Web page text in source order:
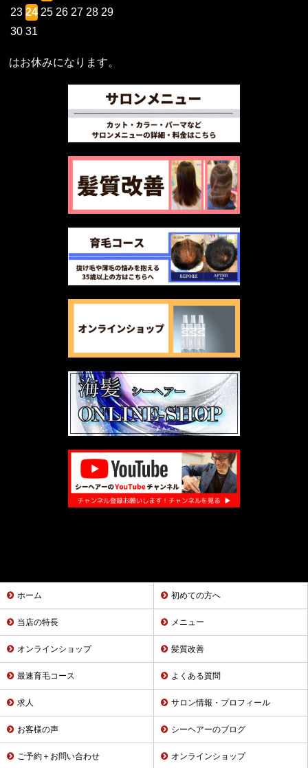
23 24 25 26 27 28 29
30 31
はお休みになります。
ホーム 初めての方へ
当店の特長 メニュー
オンラインショップ 髪質改善
最速育毛コース よくある質問
求人 サロン情報・プロフィール
お客様の声 シーヘアーのブログ
ご予約＋お問い合わせ オンラインショップ